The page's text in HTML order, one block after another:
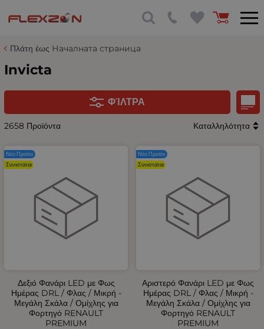
Πλάτη έως Началната страница
Invicta
ΦΊΛΤΡΑ
2658 Προϊόντα Καταλληλότητα
Δεξιό Φανάρι LED με Φως
Ημέρας DRL / Φλας / Μικρή -
Μεγάλη Σκάλα / Ομίχλης για
Φορτηγό RENAULT
PREMIUM
Νέο Προϊόν
Συνιστάται
Αριστερό Φανάρι LED με Φως
Ημέρας DRL / Φλας / Μικρή -
Μεγάλη Σκάλα / Ομίχλης για
Φορτηγό RENAULT
PREMIUM
Νέο Προϊόν
Συνιστάται